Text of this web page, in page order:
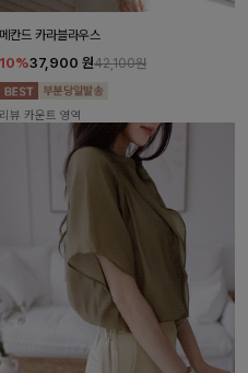
메칸드 카라블라우스
10%37,900 원42,100원
리뷰 카운트 영역